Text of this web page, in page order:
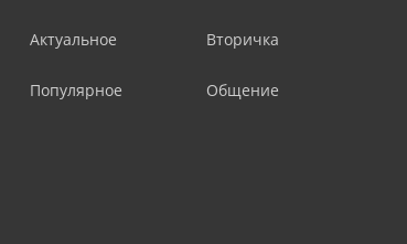
Актуальное
Популярное
Вторичка
Общение